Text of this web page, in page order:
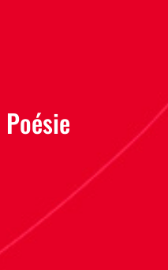
Poésie